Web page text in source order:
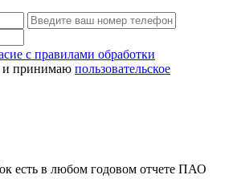
с правилами обработки
и принимаю пользовательское
есть в любом годовом отчете ПАО